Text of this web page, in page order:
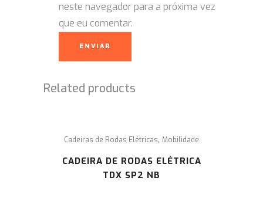
neste navegador para a próxima vez
que eu comentar.
Related products
Cadeiras de Rodas Elétricas, Mobilidade
CADEIRA DE RODAS ELÉTRICA
TDX SP2 NB